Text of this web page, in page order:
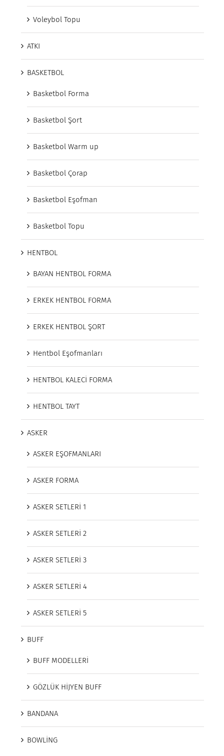
Voleybol Topu
ATKI
BASKETBOL
Basketbol Forma
Basketbol Şort
Basketbol Warm up
Basketbol Çorap
Basketbol Eşofman
Basketbol Topu
HENTBOL
BAYAN HENTBOL FORMA
ERKEK HENTBOL FORMA
ERKEK HENTBOL ŞORT
Hentbol Eşofmanları
HENTBOL KALECİ FORMA
HENTBOL TAYT
ASKER
ASKER EŞOFMANLARI
ASKER FORMA
ASKER SETLERİ 1
ASKER SETLERİ 2
ASKER SETLERİ 3
ASKER SETLERİ 4
ASKER SETLERİ 5
BUFF
BUFF MODELLERİ
GÖZLÜK HİJYEN BUFF
BANDANA
BOWLİNG